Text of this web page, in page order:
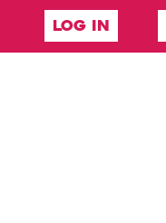
LOG IN